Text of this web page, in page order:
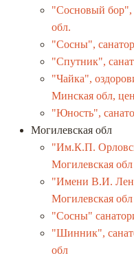
"Сосновый бор",
обл.
"Сосны",
"Спутник",
"Чайка",
Минская обл,
"Юность",
Могилевская обл
"Им.К.П.
Могилевская обл
"Имени В.И.
Могилевская обл
"Сосны"
"Шинник",
обл